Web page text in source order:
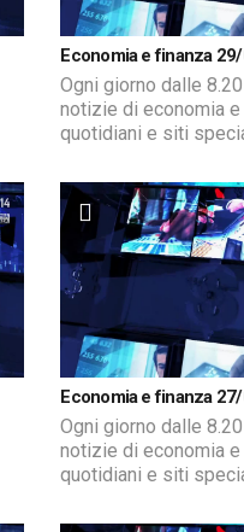
Economia e finanza
Ogni giorno dalle
notizie di economia e
quotidiani e siti
Economia e finanza
Ogni giorno dalle
notizie di economia e
quotidiani e siti